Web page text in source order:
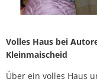
Volles Haus bei
Kleinmaischeid
Über ein volles Haus